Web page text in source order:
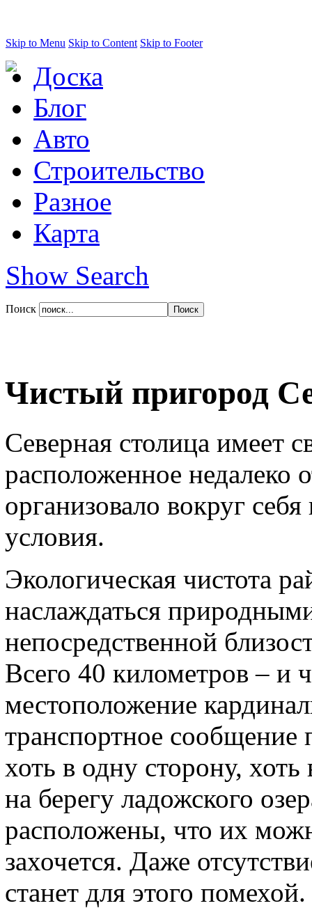
Skip to Menu Skip to Content Skip to Footer
Доска
Блог
Авто
Строительство
Разное
Карта
Show Search
Поиск
Чистый пригород
Северная столица имеет
расположенное недалеко
организовало вокруг
условия.
Экологическая чистота
наслаждаться
непосредственной
Всего 40 километров – и
местоположение
транспортное сообщение
хоть в одну сторону,
на берегу ладожского
расположены, что их
захочется. Даже
станет для этого помехой.